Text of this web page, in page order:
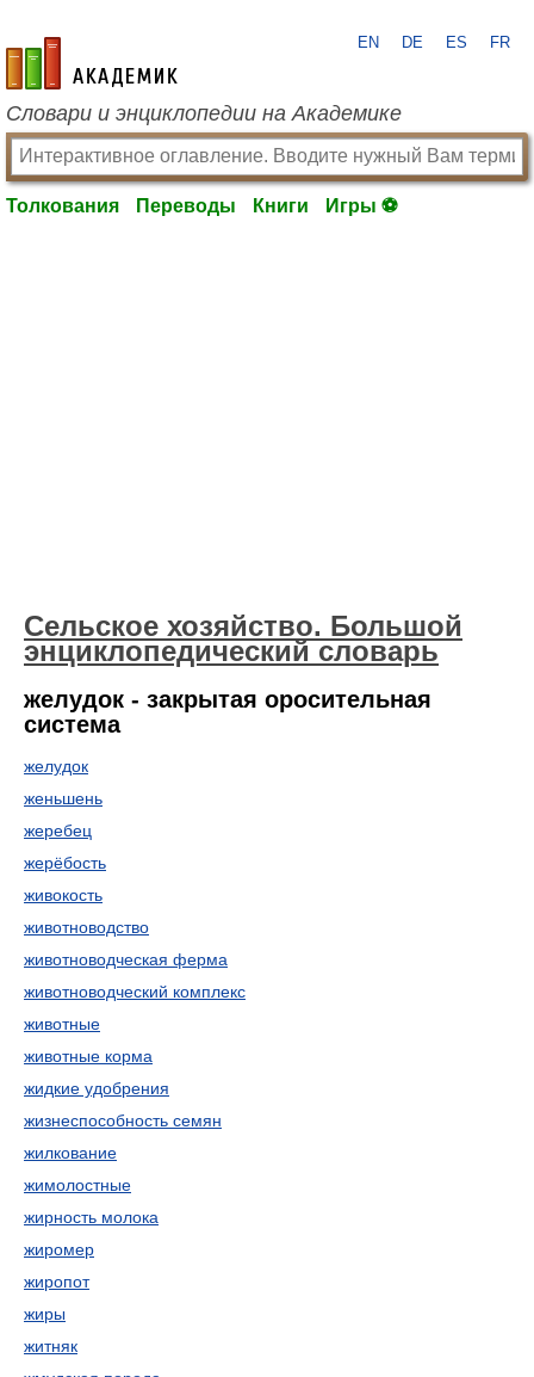
academic.ru
EN DE ES FR
Словари и энциклопедии на Академике
Толкования Переводы Книги Игры ⚽
Сельское хозяйство. Большой
энциклопедический словарь
желудок - закрытая оросительная
система
желудок
женьшень
жеребец
жерёбость
живокость
животноводство
животноводческая ферма
животноводческий комплекс
животные
животные корма
жидкие удобрения
жизнеспособность семян
жилкование
жимолостные
жирность молока
жиромер
жиропот
жиры
житняк